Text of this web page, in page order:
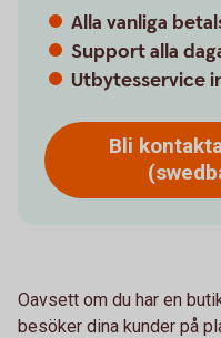
Alla vanliga
Support alla
Utbytesservice
Bli
Oavsett om du har en
besöker dina kunder på